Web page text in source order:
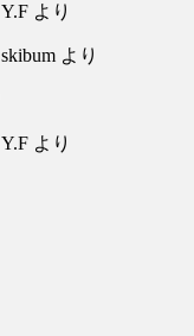
Y.F より
skibum より
Y.F より